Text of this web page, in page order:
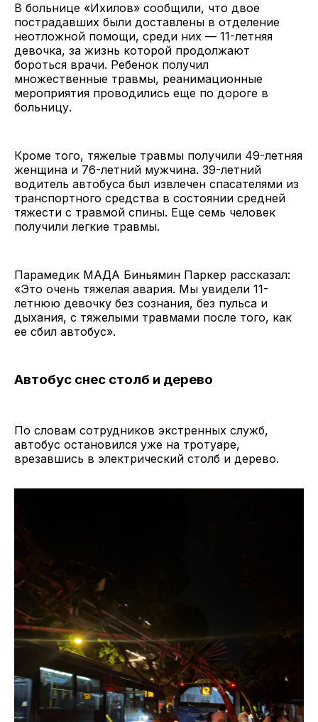
В больнице «Ихилов» сообщили, что двое
пострадавших были доставлены в отделение
неотложной помощи, среди них — 11-летняя
девочка, за жизнь которой продолжают
бороться врачи. Ребенок получил
множественные травмы, реанимационные
мероприятия проводились еще по дороге в
больницу.
Кроме того, тяжелые травмы получили 49-летняя
женщина и 76-летний мужчина. 39-летний
водитель автобуса был извлечен спасателями из
транспортного средства в состоянии средней
тяжести с травмой спины. Еще семь человек
получили легкие травмы.
Парамедик МАДА Биньямин Паркер рассказал:
«Это очень тяжелая авария. Мы увидели 11-
летнюю девочку без сознания, без пульса и
дыхания, с тяжелыми травмами после того, как
ее сбил автобус».
Автобус снес столб и дерево
По словам сотрудников экстренных служб,
автобус остановился уже на тротуаре,
врезавшись в электрический столб и дерево.